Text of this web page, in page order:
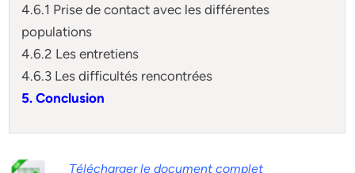
4.6.1 Prise de contact avec les différentes
populations
4.6.2 Les entretiens
4.6.3 Les difficultés rencontrées
5. Conclusion
Télécharger le document complet